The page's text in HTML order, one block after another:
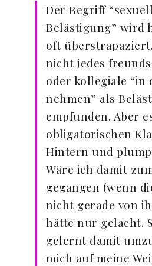
Der Begriff
Belästigung” wird
oft
nicht jedes
oder kollegiale “in
nehmen” als
empfunden. Aber
obligatorischen
Hintern und
Wäre ich damit
gegangen (wenn
nicht gerade von
hätte nur gelacht.
gelernt damit
mich auf meine